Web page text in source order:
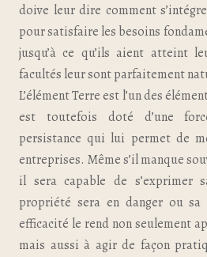
doive leur dire comment
pour satisfaire les besoins
jusqu’à ce qu’ils aient atteint
facultés leur sont parfaitement
L’élément Terre est l’un des
est toutefois doté d’une
persistance qui lui permet de
entreprises. Même s’il manque
il sera capable de s’exprimer
propriété sera en danger ou sa
efficacité le rend non seulement
mais aussi à agir de façon